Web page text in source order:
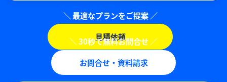
見積依頼
お問合せ・資料請求